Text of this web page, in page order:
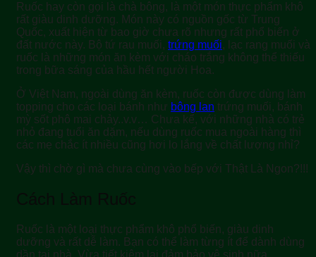
Ruốc hay còn gọi là chà bông, là một món thực phẩm khô
rất giàu dinh dưỡng. Món này có nguồn gốc từ Trung
Quốc, xuất hiện từ bao giờ chưa rõ nhưng rất phổ biến ở
đất nước này. Bộ tứ rau muối, trứng muối, lạc rang muối và
ruốc là những món ăn kèm với cháo trắng không thể thiếu
trong bữa sáng của hầu hết người Hoa.
Ở Việt Nam, ngoài dùng ăn kèm, ruốc còn được dùng làm
topping cho các loại bánh như bông lan trứng muối, bánh
mỳ sốt phô mai chảy..v.v… Chưa kể, với những nhà có trẻ
nhỏ đang tuổi ăn dặm, nếu dùng ruốc mua ngoài hàng thì
các mẹ chắc ít nhiều cũng hơi lo lắng về chất lượng nhỉ?
Vậy thì chờ gì mà chưa cùng vào bếp với Thật Là Ngon?!!!
Cách Làm Ruốc
Ruốc là một loại thực phẩm khô phổ biến, giàu dinh
dưỡng và rất dễ làm. Bạn có thể làm từng ít để dành dùng
dần tại nhà. Vừa tiết kiệm lại đảm bảo vệ sinh nữa.